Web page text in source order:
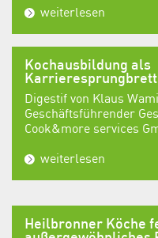
weiterlesen
Kochausbildung als
Karrieresprungbrett
Digestif von Klaus
Geschäftsführender
Cook&more services
weiterlesen
Heilbronner Köche